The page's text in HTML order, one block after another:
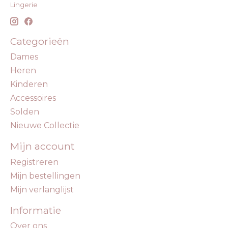
Lingerie
Categorieën
Dames
Heren
Kinderen
Accessoires
Solden
Nieuwe Collectie
Mijn account
Registreren
Mijn bestellingen
Mijn verlanglijst
Informatie
Over ons